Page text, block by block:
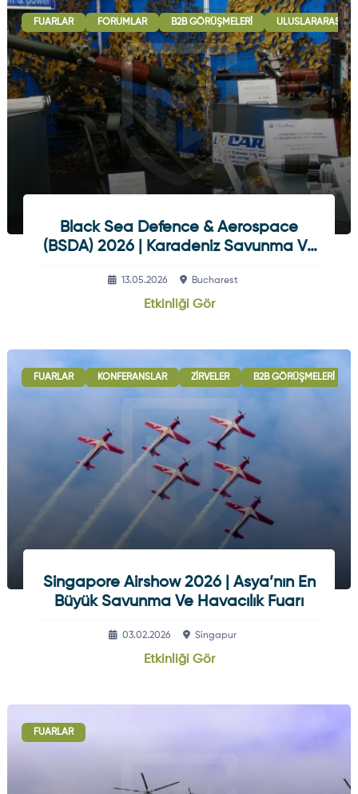
FUARLAR FORUMLAR B2B GÖRÜŞMELERI ULUSLARARASI
Black Sea Defence & Aerospace
(BSDA) 2026 | Karadeniz Savunma Ve
13.05.2026 Bucharest
Etkinliği Gör
FUARLAR KONFERANSLAR ZIRVELER B2B GÖRÜŞMELERI
Singapore Airshow 2026 | Asya’nın En
Büyük Savunma Ve Havacılık Fuarı
03.02.2026 Singapur
Etkinliği Gör
FUARLAR